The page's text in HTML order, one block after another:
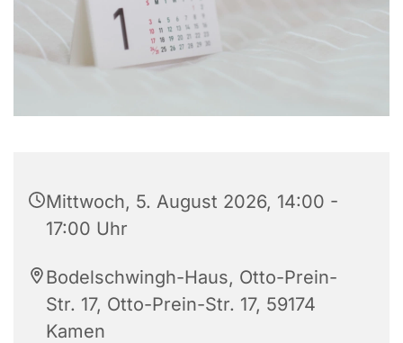
Mittwoch, 5. August 2026, 14:00 -
17:00 Uhr
Bodelschwingh-Haus, Otto-Prein-
Str. 17, Otto-Prein-Str. 17, 59174
Kamen